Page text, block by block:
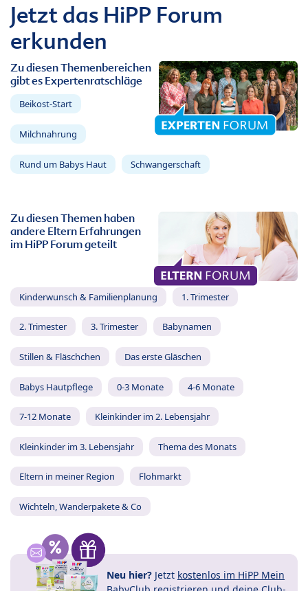
Jetzt das HiPP Forum
erkunden
Zu diesen Themenbereichen
gibt es Expertenratschläge
Beikost-Start
Milchnahrung
Rund um Babys Haut Schwangerschaft
Zu diesen Themen haben
andere Eltern Erfahrungen
im HiPP Forum geteilt
Kinderwunsch & Familienplanung 1. Trimester
2. Trimester 3. Trimester Babynamen
Stillen & Fläschchen Das erste Gläschen
Babys Hautpflege 0-3 Monate 4-6 Monate
7-12 Monate Kleinkinder im 2. Lebensjahr
Kleinkinder im 3. Lebensjahr Thema des Monats
Eltern in meiner Region Flohmarkt
Wichteln, Wanderpakete & Co
Neu hier? Jetzt kostenlos im HiPP Mein